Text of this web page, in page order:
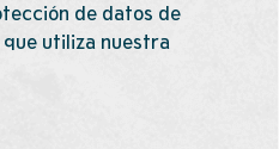
de datos de
que utiliza nuestra